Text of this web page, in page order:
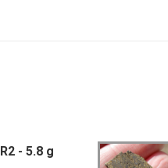
- 5.8 g